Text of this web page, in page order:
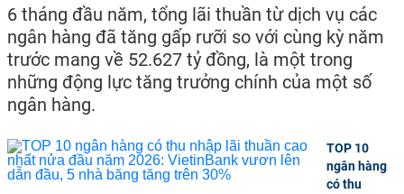
6 tháng đầu năm, tổng lãi thuần từ dịch vụ các
ngân hàng đã tăng gấp rưỡi so với cùng kỳ năm
trước mang về 52.627 tỷ đồng, là một trong
những động lực tăng trưởng chính của một số
ngân hàng.
TOP 10
ngân hàng
có thu